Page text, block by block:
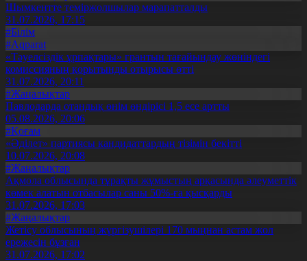
Шымкентте теміржолшылар марапатталды
31.07.2026, 17:15
#Білім
#Aqparat
«Тәуелсіздік ұрпақтары» грантын тағайындау жөніндегі
комиссияның қорытынды отырысы өтті
31.07.2026, 20:11
#Жаңалықтар
Павлодарда отандық өнім өндірісі 1,5 есе артты
05.08.2026, 20:06
#Қоғам
«Әділет» партиясы кандидаттардың тізімін бекітті
10.07.2026, 20:08
#Жаңалықтар
Ақмола облысында тұрақты жұмыстың арқасында әлеуметтік
көмек алатын отбасылар саны 50%-ға қысқарды
31.07.2026, 17:03
#Жаңалықтар
Жетісу облысының жүргізушілері 170 мыңнан астам жол
ережесін бұзған
31.07.2026, 17:02